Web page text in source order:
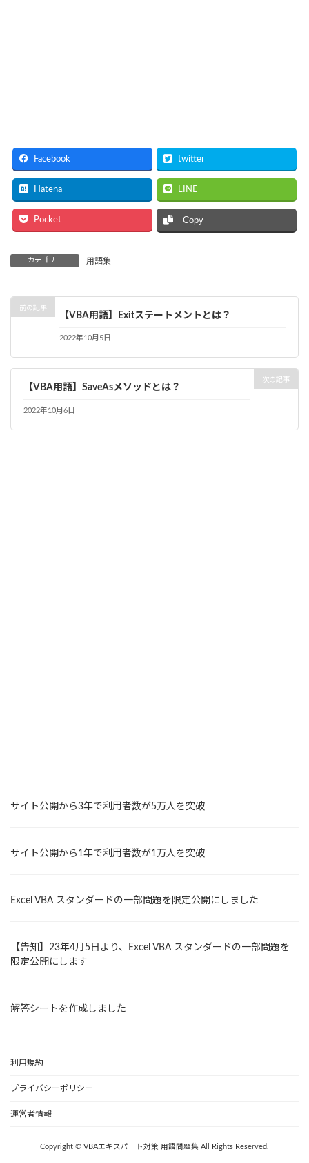
Facebook twitter
Hatena LINE
Pocket Copy
カテゴリー 用語集
前の記事
【VBA用語】Exitステートメントとは？
2022年10月5日
次の記事
【VBA用語】SaveAsメソッドとは？
2022年10月6日
サイト公開から3年で利用者数が5万人を突破
サイト公開から1年で利用者数が1万人を突破
Excel VBA スタンダードの一部問題を限定公開にしました
【告知】23年4月5日より、Excel VBA スタンダードの一部問題を
限定公開にします
解答シートを作成しました
利用規約
プライバシーポリシー
運営者情報
Copyright © VBAエキスパート対策 用語問題集 All Rights Reserved.